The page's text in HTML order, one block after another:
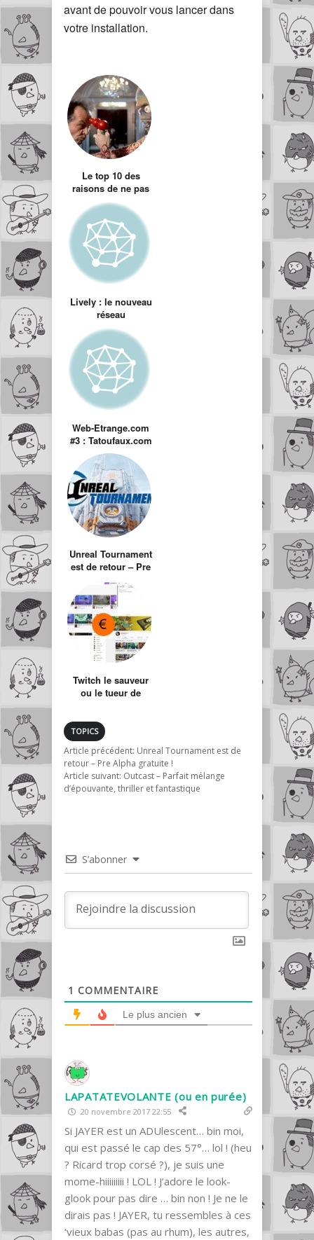
avant de pouvoir vous lancer dans
votre installation.
Le top 10 des
raisons de ne pas
prêter sa console à
sa copine
Lively : le nouveau
réseau
social/mmorpg/2nd
life de google
Web-Etrange.com
#3 : Tatoufaux.com
Unreal Tournament
est de retour – Pre
Alpha gratuite !
Twitch le sauveur
ou le tueur de
TOPICS
Article précédent: Unreal Tournament est de
retour – Pre Alpha gratuite !
Article suivant: Outcast – Parfait mélange
d’épouvante, thriller et fantastique
S’abonner
1 COMMENTAIRE
Le plus ancien
LAPATATEVOLANTE (ou en purée)
20 novembre 2017 22:55
Si JAYER est un ADUlescent… bin moi,
qui est passé le cap des 57°… lol ! (heu
? Ricard trop corsé ?), je suis une
mome-hiiiiiiiii ! LOL ! J’adore le look-
glook pour pas dire … bin non ! Je ne le
dirais pas ! JAYER, tu ressembles à ces
‘vieux babas (pas au rhum), les autres,